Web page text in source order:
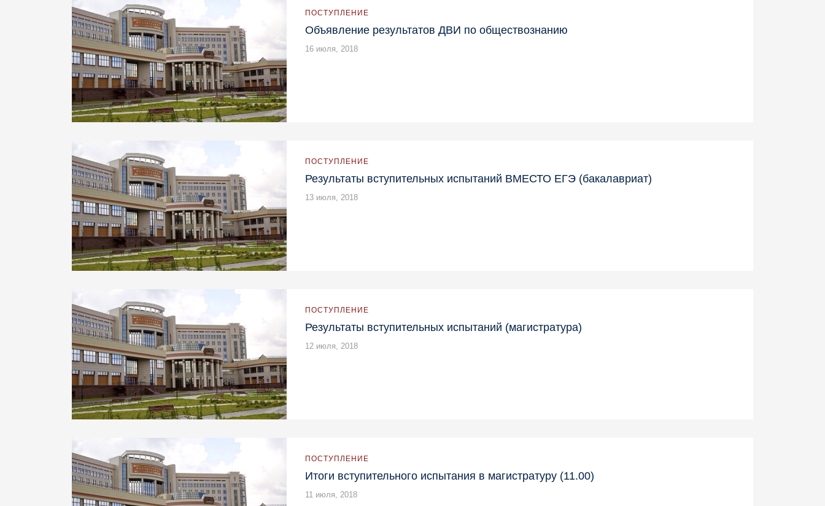
ПОСТУПЛЕНИЕ
Объявление результатов ДВИ по обществознанию
16 июля, 2018
ПОСТУПЛЕНИЕ
Результаты вступительных испытаний ВМЕСТО ЕГЭ (бакалавриат)
13 июля, 2018
ПОСТУПЛЕНИЕ
Результаты вступительных испытаний (магистратура)
12 июля, 2018
ПОСТУПЛЕНИЕ
Итоги вступительного испытания в магистратуру (11.00)
11 июля, 2018